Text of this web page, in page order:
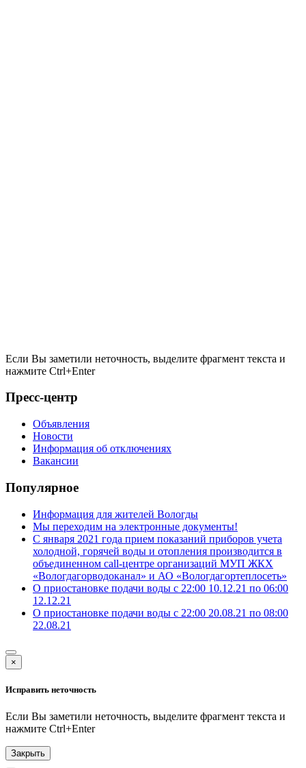
Если Вы заметили неточность, выделите фрагмент текста и
нажмите Ctrl+Enter
Пресс-центр
Объявления
Новости
Информация об отключениях
Вакансии
Популярное
Информация для жителей Вологды
Мы переходим на электронные документы!
С января 2021 года прием показаний приборов учета
холодной, горячей воды и отопления производится в
объединенном call-центре организаций МУП ЖКХ
«Вологдагорводоканал» и АО «Вологдагортеплосеть»
О приостановке подачи воды с 22:00 10.12.21 по 06:00
12.12.21
О приостановке подачи воды с 22:00 20.08.21 по 08:00
22.08.21
×
Исправить неточность
Если Вы заметили неточность, выделите фрагмент текста и
нажмите Ctrl+Enter
Закрыть